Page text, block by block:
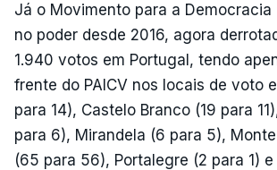
Já o Movimento para a Democracia
no poder desde 2016, agora
1.940 votos em Portugal, tendo
frente do PAICV nos locais de voto
para 14), Castelo Branco (19 para
para 6), Mirandela (6 para 5),
(65 para 56), Portalegre (2 para 1) e